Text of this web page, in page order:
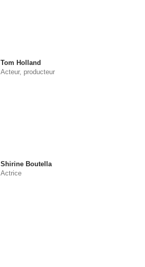
Tom Holland
Acteur, producteur
Shirine Boutella
Actrice